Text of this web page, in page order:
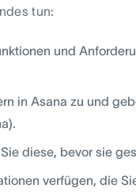
tun:
und
in Asana zu und
diese, bevor sie
verfügen, die